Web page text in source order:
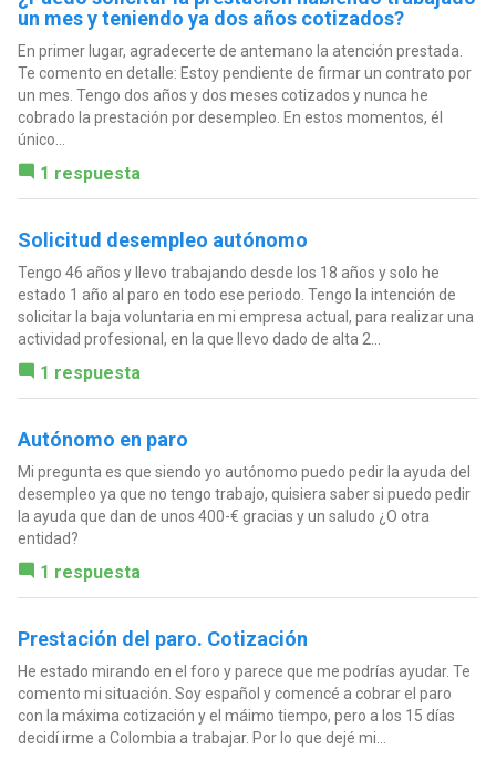
un mes y teniendo ya dos años cotizados?
En primer lugar, agradecerte de antemano la atención prestada.
Te comento en detalle: Estoy pendiente de firmar un contrato por
un mes. Tengo dos años y dos meses cotizados y nunca he
cobrado la prestación por desempleo. En estos momentos, él
único...
1 respuesta
Solicitud desempleo autónomo
Tengo 46 años y llevo trabajando desde los 18 años y solo he
estado 1 año al paro en todo ese periodo. Tengo la intención de
solicitar la baja voluntaria en mi empresa actual, para realizar una
actividad profesional, en la que llevo dado de alta 2...
1 respuesta
Autónomo en paro
Mi pregunta es que siendo yo autónomo puedo pedir la ayuda del
desempleo ya que no tengo trabajo, quisiera saber si puedo pedir
la ayuda que dan de unos 400-€ gracias y un saludo ¿O otra
entidad?
1 respuesta
Prestación del paro. Cotización
He estado mirando en el foro y parece que me podrías ayudar. Te
comento mi situación. Soy español y comencé a cobrar el paro
con la máxima cotización y el máimo tiempo, pero a los 15 días
decidí irme a Colombia a trabajar. Por lo que dejé mi...